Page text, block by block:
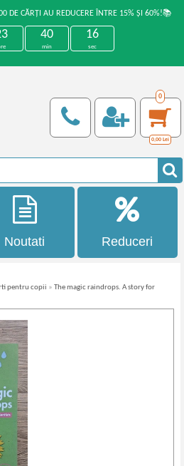
DE CĂRȚI AU REDUCERE ÎNTRE 15% ȘI 60%!📚
40
min
16
sec
0
0,00 Lei
Noutati Reduceri
pentru copii »The magic raindrops. A story for